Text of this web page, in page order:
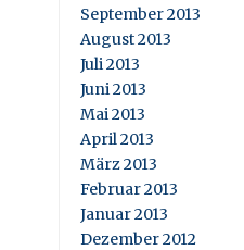
September 2013
August 2013
Juli 2013
Juni 2013
Mai 2013
April 2013
März 2013
Februar 2013
Januar 2013
Dezember 2012